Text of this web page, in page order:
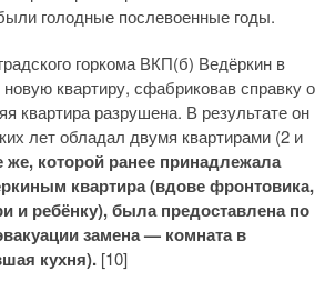
голодные послевоенные годы.
горкома ВКП(б) Ведёркин в
квартиру, сфабриковав справку о
квартира разрушена. В результате он
лет обладал двумя квартирами (2 и
же, которой ранее принадлежала
квартира (вдове фронтовика,
и ребёнку), была предоставлена по
замена — комната в
кухня). [10]